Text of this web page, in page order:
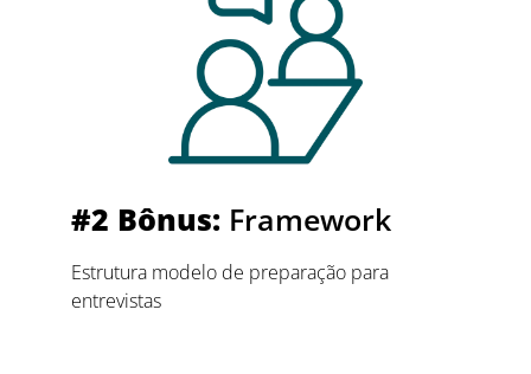
#2 Bônus: Framework
Estrutura modelo de preparação para
entrevistas